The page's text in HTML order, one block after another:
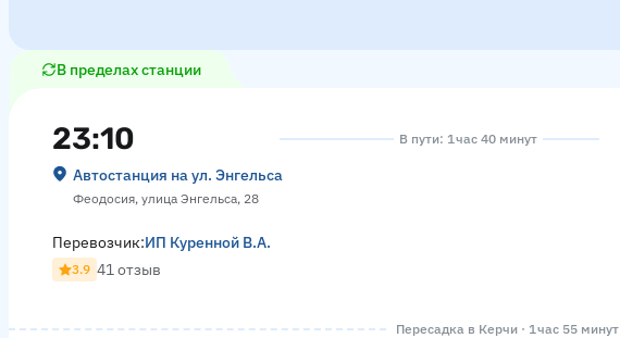
В пределах станции
23:10
Автостанция на ул. Энгельса
Феодосия, улица Энгельса, 28
В пути: 1 час 40 минут
Перевозчик:ИП Куренной В.А.
3.9 41 отзыв
Пересадка в Керчи · 1 час 55 минут